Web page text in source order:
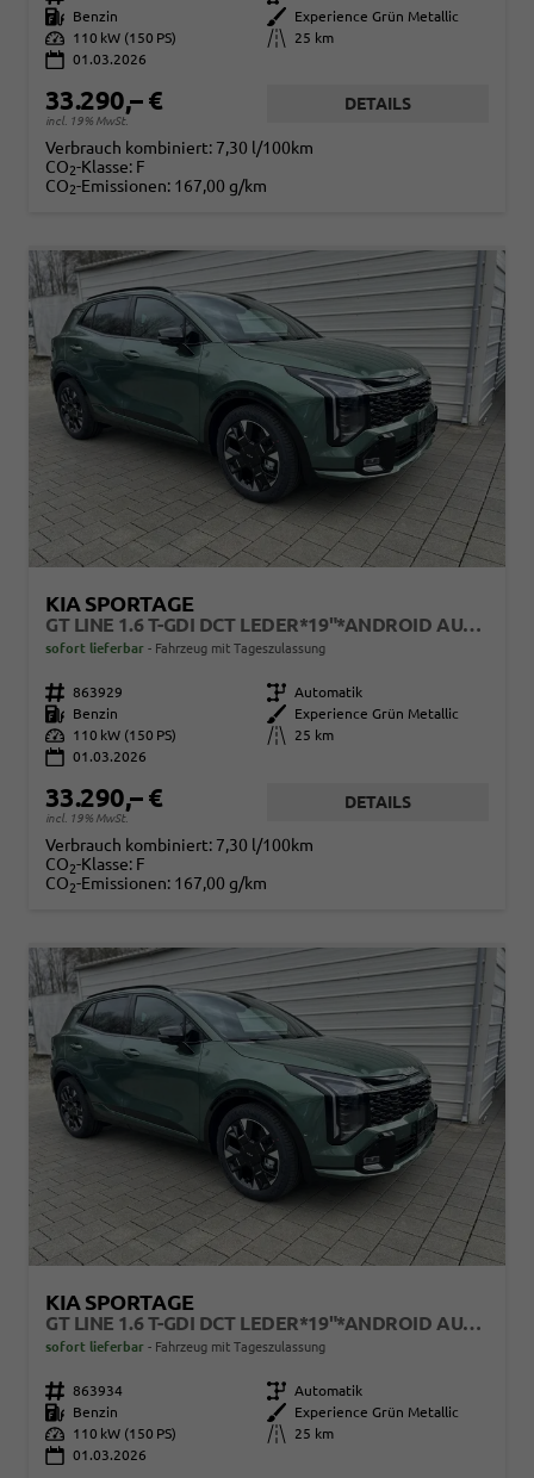
Kraftstoff
Benzin Außenfarbe
Experience Grün Metallic
Leistung
110 kW (150 PS) Kilometerstand
25 km
01.03.2026
33.290,– €
incl. 19% MwSt.
DETAILS
Verbrauch kombiniert: 7,30 l/100km
CO2-Klasse: F
CO2-Emissionen: 167,00 g/km
KIA SPORTAGE
GT LINE 1.6 T-GDI DCT LEDER*19"*ANDROID AUTO*NAVI*SHZ*E-HECK*ACC*360°KAMERA
sofort lieferbar Fahrzeug mit Tageszulassung
Fahrzeugnr. 863929 Getriebe Automatik
Kraftstoff
Benzin Außenfarbe
Experience Grün Metallic
Leistung
110 kW (150 PS) Kilometerstand
25 km
01.03.2026
33.290,– €
incl. 19% MwSt.
DETAILS
Verbrauch kombiniert: 7,30 l/100km
CO2-Klasse: F
CO2-Emissionen: 167,00 g/km
KIA SPORTAGE
GT LINE 1.6 T-GDI DCT LEDER*19"*ANDROID AUTO*NAVI*SHZ*E-HECK*ACC*360°KAMERA
sofort lieferbar Fahrzeug mit Tageszulassung
Fahrzeugnr. 863934 Getriebe Automatik
Kraftstoff
Benzin Außenfarbe
Experience Grün Metallic
Leistung
110 kW (150 PS) Kilometerstand
25 km
01.03.2026